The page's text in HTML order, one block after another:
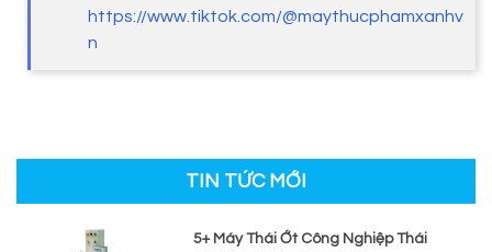
https://www.tiktok.com/@maythucphamxanhv
n
TIN TỨC MỚI
5+ Máy Thái Ớt Công Nghiệp Thái